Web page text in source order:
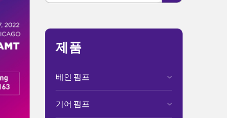
제품
베인 펌프
기어 펌프